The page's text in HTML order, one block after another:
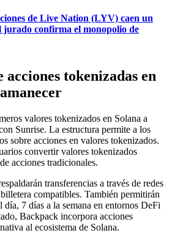
de Live Nation (LYV) caen un
jurado confirma el monopolio de
tokenizadas en
valores tokenizados en Solana a
Sunrise. La estructura permite a los
sobre acciones en valores tokenizados.
convertir valores tokenizados
acciones tradicionales.
transferencias a través de redes
compatibles. También permitirán
7 días a la semana en entornos DeFi
Backpack incorpora acciones
al ecosistema de Solana.